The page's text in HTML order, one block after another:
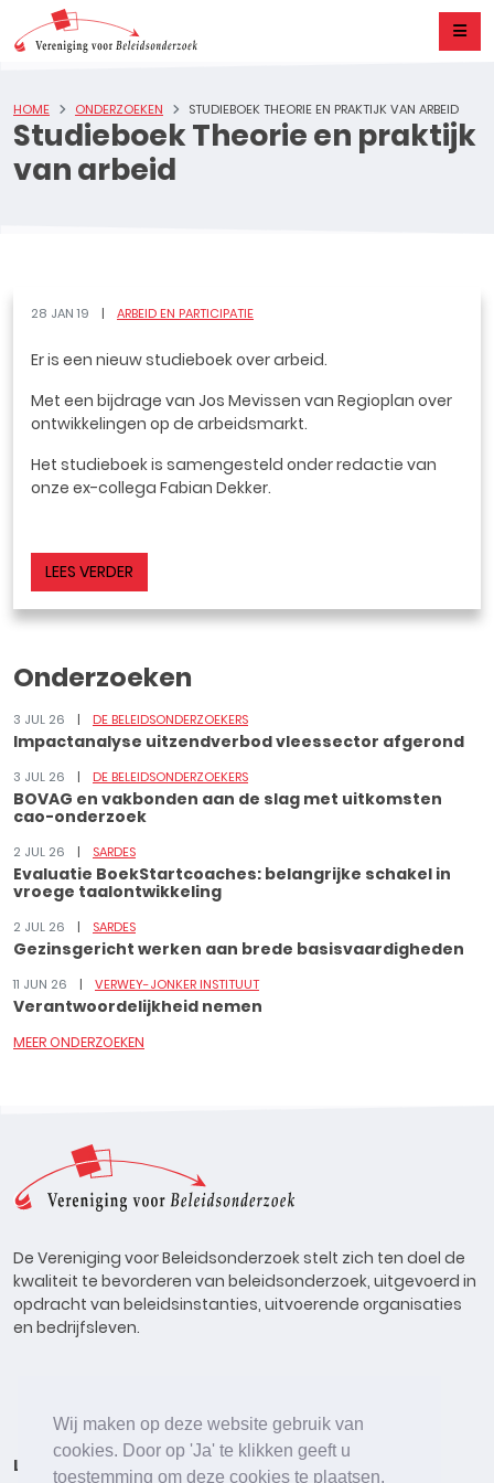
Wij maken op deze website gebruik van
cookies. Door op 'Ja' te klikken geeft u
toestemming om deze cookies te plaatsen.
Studieboek Theorie en praktijk
van arbeid
HOME ONDERZOEKEN STUDIEBOEK THEORIE EN PRAKTIJK VAN ARBEID
28 JAN 19 ARBEID EN PARTICIPATIE
Er is een nieuw studieboek over arbeid.
Met een bijdrage van Jos Mevissen van Regioplan over
ontwikkelingen op de arbeidsmarkt.
Het studieboek is samengesteld onder redactie van
onze ex-collega Fabian Dekker.
LEES VERDER
Onderzoeken
3 JUL 26 DE BELEIDSONDERZOEKERS
Impactanalyse uitzendverbod vleessector afgerond
3 JUL 26 DE BELEIDSONDERZOEKERS
BOVAG en vakbonden aan de slag met uitkomsten
cao-onderzoek
2 JUL 26 SARDES
Evaluatie BoekStartcoaches: belangrijke schakel in
vroege taalontwikkeling
2 JUL 26 SARDES
Gezinsgericht werken aan brede basisvaardigheden
11 JUN 26 VERWEY-JONKER INSTITUUT
Verantwoordelijkheid nemen
MEER ONDERZOEKEN
De Vereniging voor Beleidsonderzoek stelt zich ten doel de
kwaliteit te bevorderen van beleidsonderzoek, uitgevoerd in
opdracht van beleidsinstanties, uitvoerende organisaties
en bedrijfsleven.
Lid worden Onderzoeken Agenda
Vacatures